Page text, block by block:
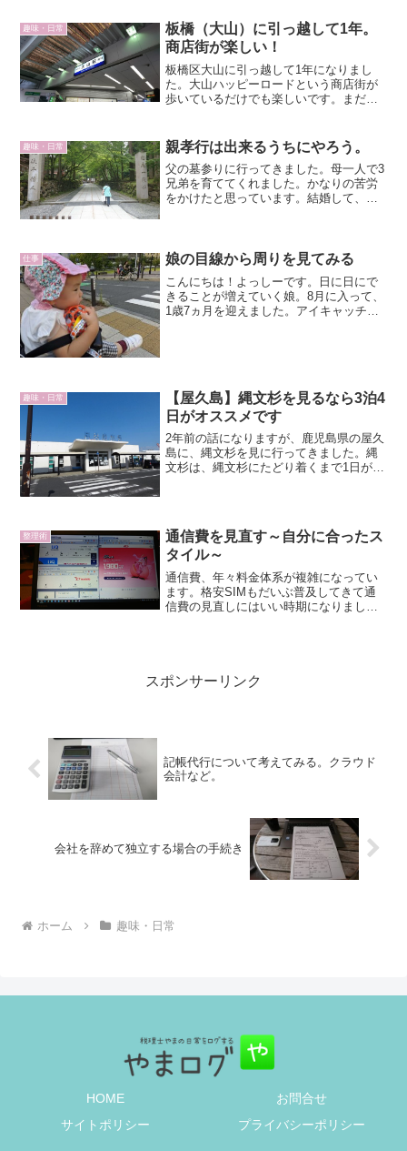
す。
趣味・日常
板橋（大山）に引っ越して1年。
商店街が楽しい！
板橋区大山に引っ越して1年になりまし
た。大山ハッピーロードという商店街が
歩いているだけでも楽しいです。まだま
を発見していきたいですね。
趣味・日常 親孝行は出来るうちにやろう。
父の墓参りに行ってきました。母一人で3
兄弟を育ててくれました。かなりの苦労
をかけたと思っています。結婚して、離
仕事 娘の目線から周りを見てみる
こんにちは！よっしーです。日に日にで
きることが増えていく娘。8月に入って、
1歳7ヵ月を迎えました。アイキャッチ
趣味・日常
【屋久島】縄文杉を見るなら3泊4
日がオススメです
2年前の話になりますが、鹿児島県の屋久
島に、縄文杉を見に行ってきました。縄
文杉は、縄文杉にたどり着くまで1日がか
県佐多岬の南南西約...
整理術
通信費を見直す～自分に合ったス
タイル～
通信費、年々料金体系が複雑になってい
ます。格安SIMもだいぶ普及してきて通
信費の見直しにはいい時期になりまし
スポンサーリンク
記帳代行について考えてみる。クラウド
会計など。
会社を辞めて独立する場合の手続き
ホーム 趣味・日常
HOME
お問合せ
サイトポリシー
プライバシーポリシー